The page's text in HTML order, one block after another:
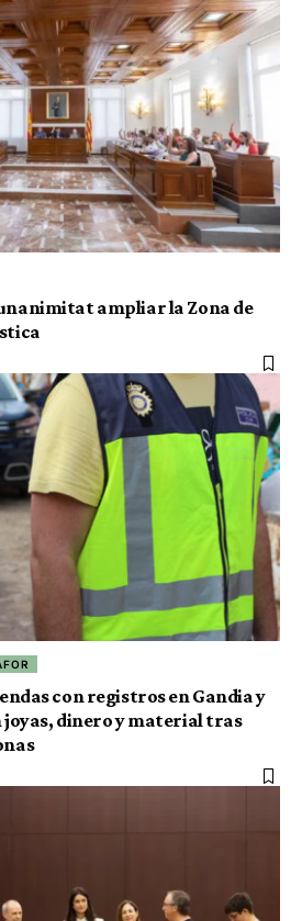
ampliar la Zona de
con registros en Gandia y
dinero y material tras